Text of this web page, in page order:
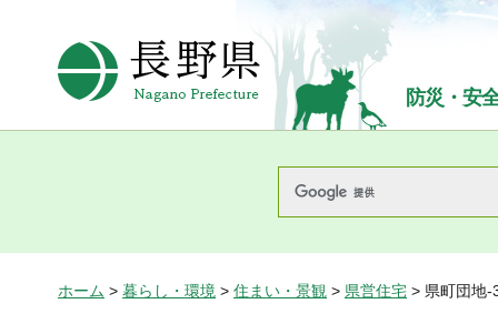
長野県Nagano Prefecture
防災・安
ホーム > 暮らし・環境 > 住まい・景観 > 県営住宅 > 県町団地-